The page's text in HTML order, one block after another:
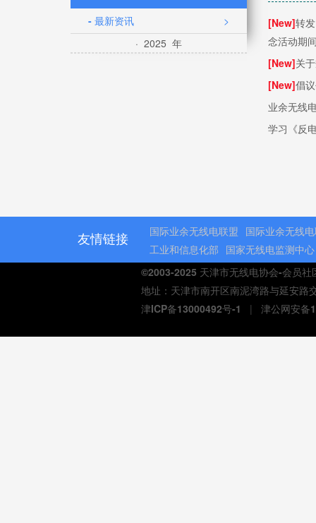
- 最新资讯
>
· 2025 年
[New]转
念活动期
[New]关
[New]倡
业余无线
学习《反
友情链接 国际业余无线电联盟 国际业余无线
工业和信息化部 国家无线电监测中心
©2003-2025 天津市无线电协会-会员社
地址：天津市南开区南泥湾路与延安
津ICP备13000492号-1 | 津公网安备